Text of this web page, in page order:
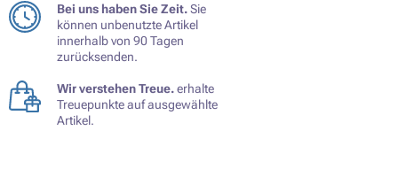
Bei uns haben Sie Zeit.Sie
können unbenutzte Artikel
innerhalb von 90 Tagen
zurücksenden.
Wir verstehen Treue.erhalte
Treuepunkte auf ausgewählte
Artikel.